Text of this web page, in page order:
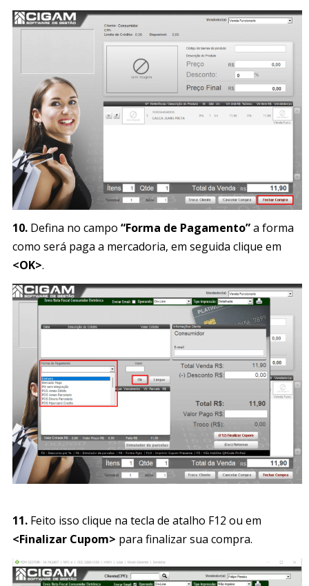
10. Defina no campo “Forma de Pagamento”a forma
como será paga a mercadoria, em seguida clique em
<OK>.
11. Feito isso clique na tecla de atalho F12 ou em
<Finalizar Cupom> para finalizar sua compra.